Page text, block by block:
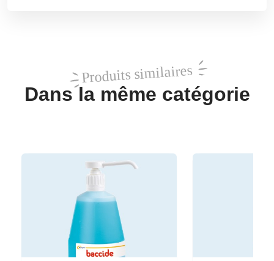
Produits similaires
Dans la même catégorie